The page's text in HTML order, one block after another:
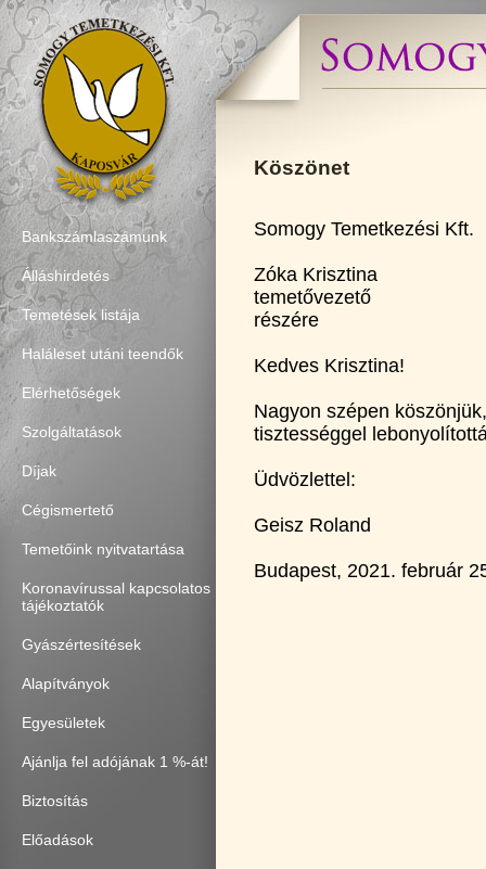
Bankszámlaszámunk
Álláshirdetés
Temetések listája
Haláleset utáni teendők
Elérhetőségek
Szolgáltatások
Díjak
Cégismertető
Temetőink nyitvatartása
Koronavírussal kapcsolatos
tájékoztatók
Gyászértesítések
Alapítványok
Egyesületek
Ajánlja fel adójának 1 %-át!
Biztosítás
Előadások
Köszönet
Somogy Temetkezési Kft.
Zóka Krisztina
temetővezető
részére
Kedves Krisztina!
Nagyon szépen
tisztességgel
Üdvözlettel:
Geisz Roland
Budapest, 2021. február